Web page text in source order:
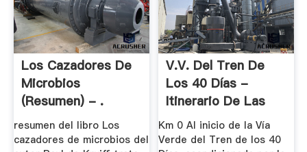
Los Cazadores De
Microbios
(resumen) - .
resumen del libro Los
cazadores de microbios del
V.V. Del Tren De
Los 40 Días -
Itinerario De Las
Vías ...
Km 0 Al inicio de la Vía
Verde del Tren de los 40